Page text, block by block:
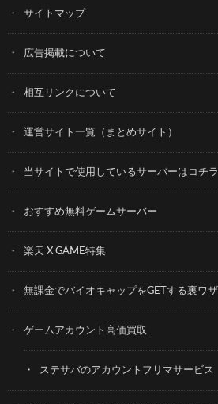
サイトマップ
広告掲載について
相互リンクについて
運営サイト一覧（まとめサイト）
当サイトで使用しているサーバーはコチラ
おすすめ無料ゲームサーバー
楽天 X GAME特集
無課金でバイオキャップをGETする裏ワザ
ゲームアカウント高価買取
ステサバのアカウントフリマサービス